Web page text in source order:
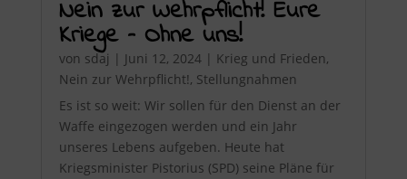
Nein zur Wehrpflicht! Eure
Kriege – Ohne uns!
von sdaj | Juni 12, 2024| Krieg und Frieden,
Nein zur Wehrpflicht!, Stellungnahmen
Es ist so weit: Wir sollen für den Dienst an der
Waffe eingezogen werden und ein Jahr
unseres Lebens aufgeben. Heute hat
Kriegsminister Pistorius (SPD) seine Pläne für